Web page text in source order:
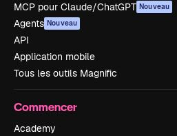
MCP pour Claude/ChatGPT Nouveau
Agents Nouveau
API
Application mobile
Tous les outils Magnific
Commencer
Academy